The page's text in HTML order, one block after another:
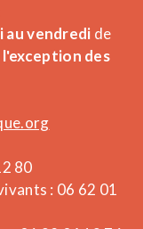
au vendredi de
l'exception des
80
: 06 62 01